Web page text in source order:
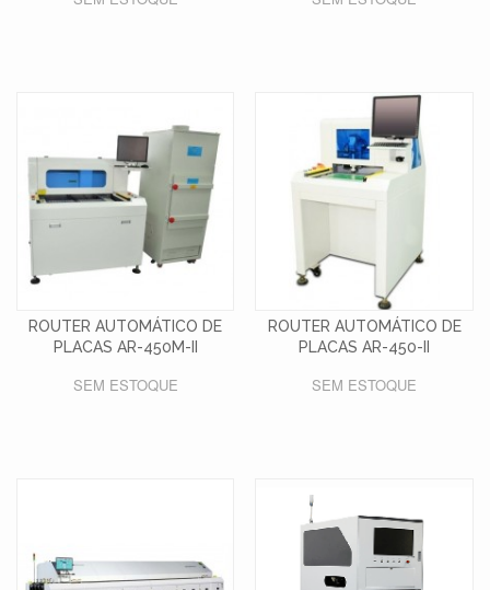
ROUTER AUTOMÁTICO DE
PLACAS AR-450M-II
SEM ESTOQUE
ROUTER AUTOMÁTICO DE
PLACAS AR-450-II
SEM ESTOQUE